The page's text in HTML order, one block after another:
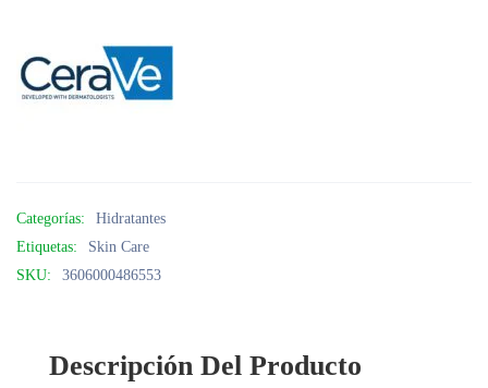
Categorías:
Hidratantes
Etiquetas:
Skin Care
SKU:
3606000486553
Descripción Del Producto